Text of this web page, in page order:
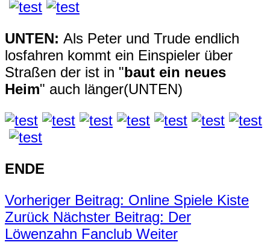
UNTEN: Als Peter und Trude endlich
losfahren kommt ein Einspieler über
Straßen der ist in "baut ein neues
Heim" auch länger(UNTEN)
ENDE
Vorheriger Beitrag: Online Spiele Kiste
Zurück Nächster Beitrag: Der
Löwenzahn Fanclub Weiter